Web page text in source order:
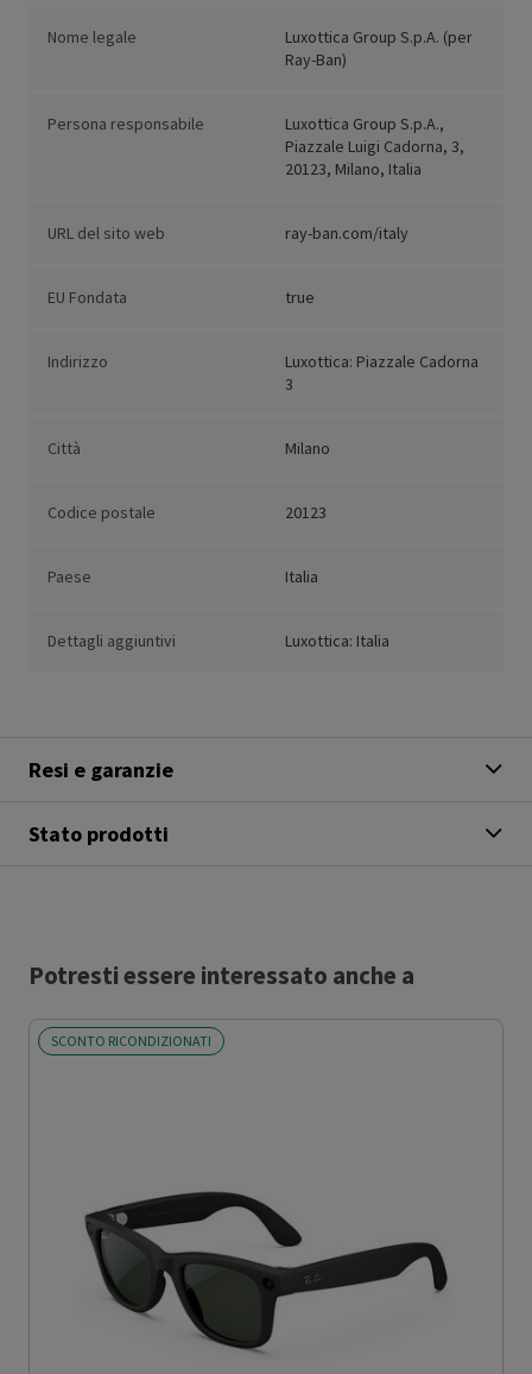
Nome legale
Luxottica Group S.p.A. (per
Ray-Ban)
Persona responsabile
Luxottica Group S.p.A.,
Piazzale Luigi Cadorna, 3,
20123, Milano, Italia
URL del sito web ray-ban.com/italy
EU Fondata true
Indirizzo
Luxottica: Piazzale Cadorna
3
Città Milano
Codice postale 20123
Paese Italia
Dettagli aggiuntivi Luxottica: Italia
Resi e garanzie
Stato prodotti
Potresti essere interessato anche a
SCONTO RICONDIZIONATI